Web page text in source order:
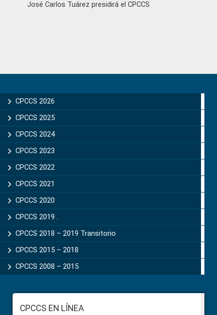
José Carlos Tuárez presidirá el CPCCS
Sidebar
CPCCS 2026
CPCCS 2025
CPCCS 2024
CPCCS 2023
CPCCS 2022
CPCCS 2021
CPCCS 2020
CPCCS 2019 .
CPCCS 2018 – 2019 Transitorio
CPCCS 2015 – 2018
CPCCS 2008 – 2015
FooterCPCCS EN LÍNEA